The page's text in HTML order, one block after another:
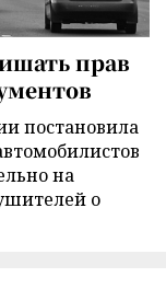
прав
постановила
на
о